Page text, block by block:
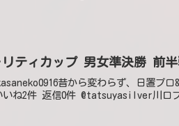
リティカップ 男女準決勝 前
昔から変わらず、日置プ
いね2件 返信0件 @tatsuyasilver川口